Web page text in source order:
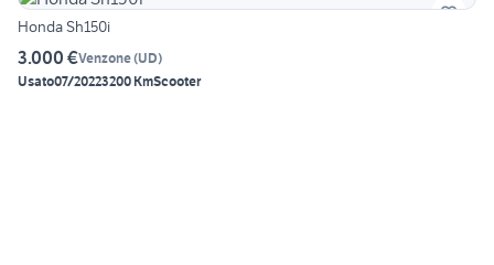
Honda Sh150i
3.000 €Venzone(UD)
Usato07/20223200 KmScooter